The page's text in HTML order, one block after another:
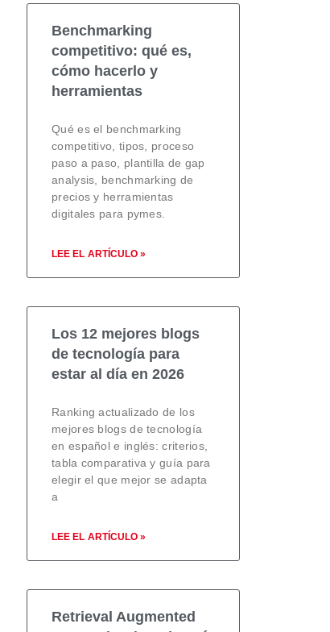
Benchmarking
competitivo: qué es,
cómo hacerlo y
herramientas
Qué es el benchmarking
competitivo, tipos, proceso
paso a paso, plantilla de gap
analysis, benchmarking de
precios y herramientas
digitales para pymes.
LEE EL ARTÍCULO »
Los 12 mejores blogs
de tecnología para
estar al día en 2026
Ranking actualizado de los
mejores blogs de tecnología
en español e inglés: criterios,
tabla comparativa y guía para
elegir el que mejor se adapta
a
LEE EL ARTÍCULO »
Retrieval Augmented